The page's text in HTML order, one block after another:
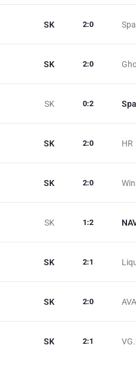
SK 2:0
SK 2:0
SK 0:2
SK HR
2:0
SK 2:0
SK 1 :2
SK 2:1
SK 2:0
SK 2:1